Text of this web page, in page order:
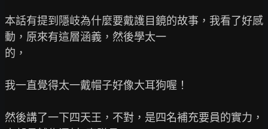
本話有提到隱岐為什麼要戴護目鏡的故事，我看了好感
動，原來有這層涵義，然後學太一
的，
我一直覺得太一戴帽子好像大耳狗喔！
然後講了一下四天王，不對，是四名補充要員的實力，